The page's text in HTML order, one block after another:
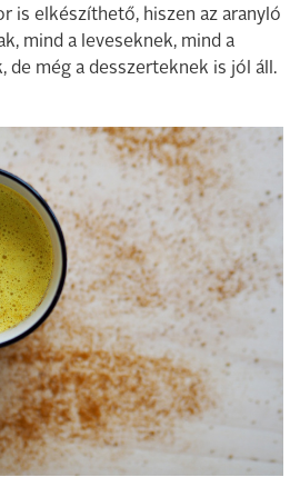
is elkészíthető, hiszen az aranyló
mind a leveseknek, mind a
de még a desszerteknek is jól áll.